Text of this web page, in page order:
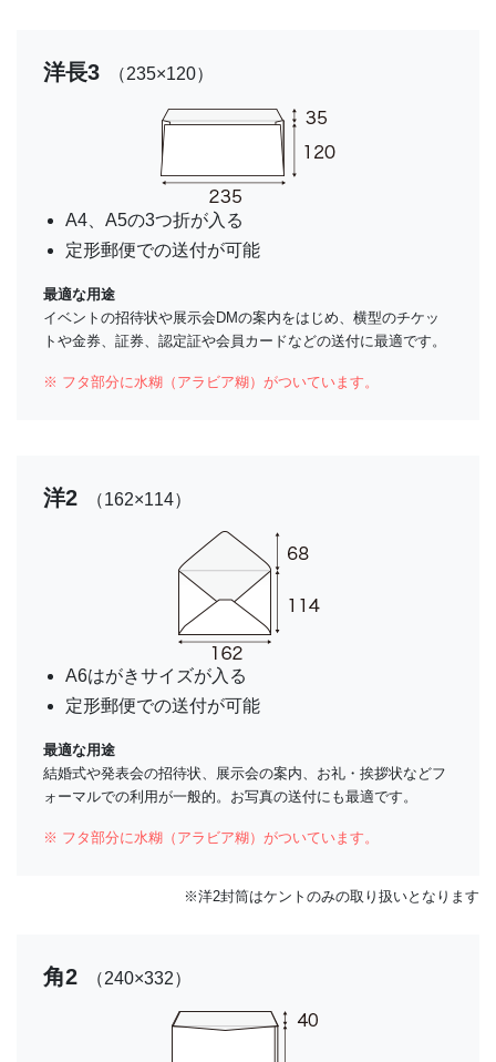
洋長3 （235×120）
A4、A5の3つ折が入る
定形郵便での送付が可能
最適な用途
イベントの招待状や展示会DMの案内をはじめ、横型のチケッ
トや金券、証券、認定証や会員カードなどの送付に最適です。
※ フタ部分に水糊（アラビア糊）がついています。
洋2 （162×114）
A6はがきサイズが入る
定形郵便での送付が可能
最適な用途
結婚式や発表会の招待状、展示会の案内、お礼・挨拶状などフ
ォーマルでの利用が一般的。お写真の送付にも最適です。
※ フタ部分に水糊（アラビア糊）がついています。
※洋2封筒はケントのみの取り扱いとなります
角2 （240×332）